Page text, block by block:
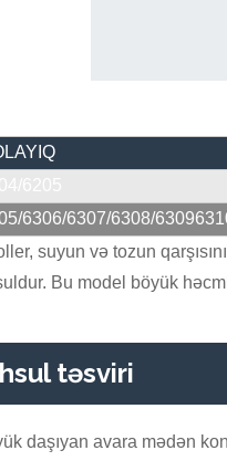
6306/6307/6308/
suyun və tozun
Bu model böyük
təsviri
daşıyan avara mədən